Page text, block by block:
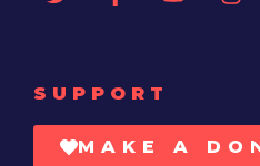
SUPPORT
MAKE A